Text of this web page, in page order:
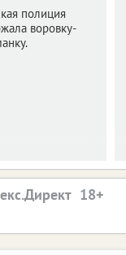
полиция
воровку-